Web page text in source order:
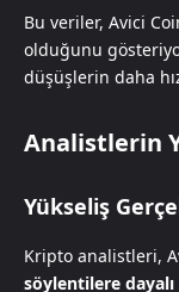
Bu veriler, Avici
olduğunu
düşüşlerin daha
Analistlerin
Yükseliş
Kripto analistleri,
söylentilere